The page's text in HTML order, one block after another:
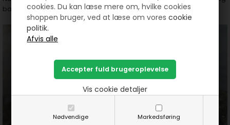
cookies. Du kan læse mere om, hvilke cookies
shoppen bruger, ved at læse om vorescookie
politik.
Nødvendige Markedsføring
Vis cookie detaljer
bagside stoffet.